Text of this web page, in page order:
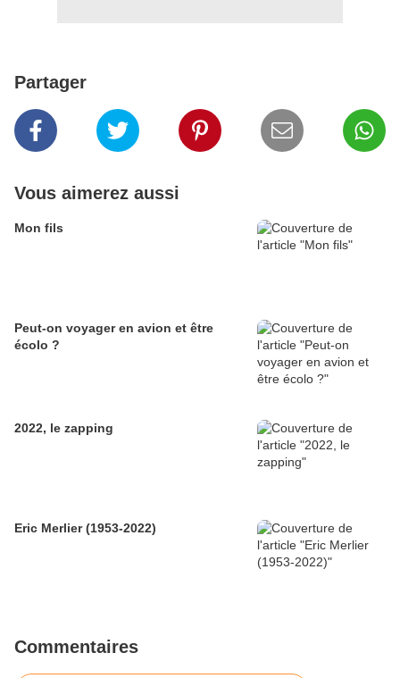
Partager
Vous aimerez aussi
Mon fils
Peut-on voyager en avion et être
écolo ?
2022, le zapping
Eric Merlier (1953-2022)
Commentaires